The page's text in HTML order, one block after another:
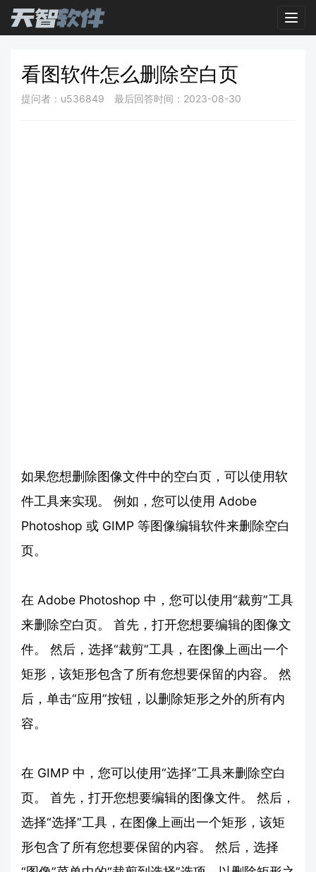
看图软件怎么删除空白页
提问者：u536849 最后回答时间：2023-08-30
如果您想删除图像文件中的空白页，可以使用软
件工具来实现。 例如，您可以使用 Adobe
Photoshop 或 GIMP 等图像编辑软件来删除空白
页。
在 Adobe Photoshop 中，您可以使用“裁剪”工具
来删除空白页。 首先，打开您想要编辑的图像文
件。 然后，选择“裁剪”工具，在图像上画出一个
矩形，该矩形包含了所有您想要保留的内容。 然
后，单击“应用”按钮，以删除矩形之外的所有内
容。
在 GIMP 中，您可以使用“选择”工具来删除空白
页。 首先，打开您想要编辑的图像文件。 然后，
选择“选择”工具，在图像上画出一个矩形，该矩
形包含了所有您想要保留的内容。 然后，选择